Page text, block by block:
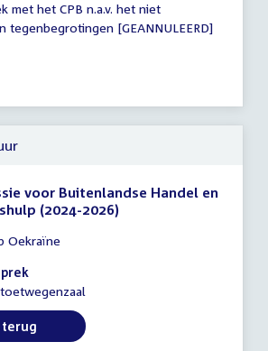
met het CPB n.a.v. het niet
tegenbegrotingen [GEANNULEERD]
voor Buitenlandse Handel en
(2024-2026)
Oekraïne
link:
terug